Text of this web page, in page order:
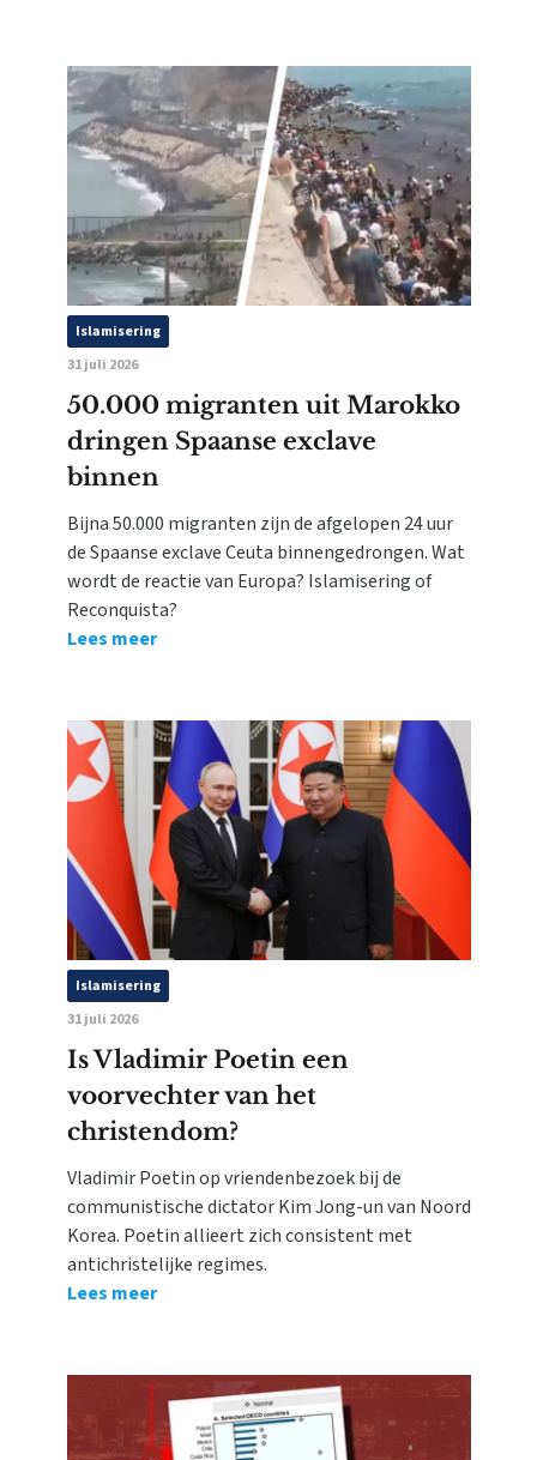
Islamisering
31 juli 2026
50.000 migranten uit Marokko
dringen Spaanse exclave
binnen
Bijna 50.000 migranten zijn de afgelopen 24 uur
de Spaanse exclave Ceuta binnengedrongen. Wat
wordt de reactie van Europa? Islamisering of
Reconquista?
Lees meer
Islamisering
31 juli 2026
Is Vladimir Poetin een
voorvechter van het
christendom?
Vladimir Poetin op vriendenbezoek bij de
communistische dictator Kim Jong-un van Noord
Korea. Poetin allieert zich consistent met
antichristelijke regimes.
Lees meer